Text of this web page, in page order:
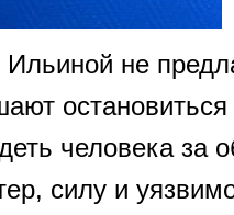
не
человека за
силу и